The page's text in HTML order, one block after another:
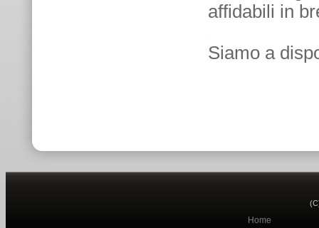
affidabili in
Siamo a
Home